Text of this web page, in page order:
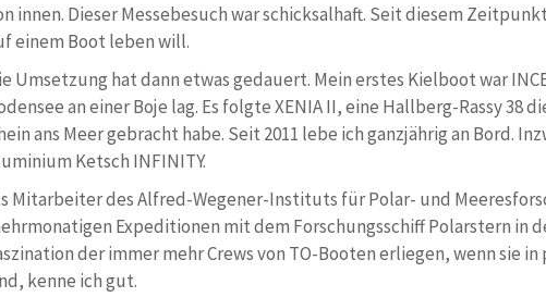
innen. Dieser Messebesuch war schicksalhaft. Seit diesem
einem Boot leben will.
Umsetzung hat dann etwas gedauert. Mein erstes Kielboot war
an einer Boje lag. Es folgte XENIA II, eine Hallberg-Rassy 38
ans Meer gebracht habe. Seit 2011 lebe ich ganzjährig an Bord.
Ketsch INFINITY.
Mitarbeiter des Alfred-Wegener-Instituts für Polar- und
Expeditionen mit dem Forschungsschiff Polarstern in
der immer mehr Crews von TO-Booten erliegen, wenn sie
kenne ich gut.